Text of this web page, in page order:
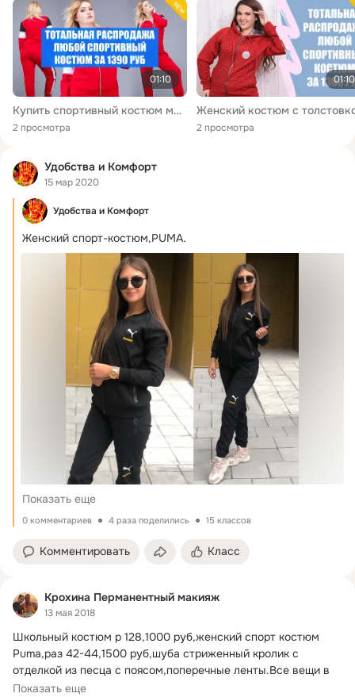
01:10
Купить спортивный костюм магазине недорого ❕ Где купить в спб костюмы спортивные
2 просмотра
01:10
Женский костюм с
2 просмотра
Удобства и Комфорт
15 мар 2020
Удобства и Комфорт
Женский спорт-костюм,PUMA.
Показать еще
0 комментариев 4 раза поделились 15 классов
Комментировать Класс
Крохина Перманентный макияж
13 мая 2018
Школьный костюм р 128,1000 руб,женский спорт костюм
Puma,раз 42-44,1500 руб,шуба стриженный кролик с
отделкой из песца с поясом,поперечные ленты.Все вещи в
отличном состоянии.тел 89537059701
Показать еще